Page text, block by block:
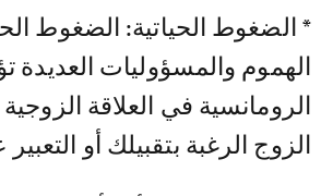
* الضغوط الحياتية: الضغوط
الهموم والمسؤوليات العديدة
الرومانسية في العلاقة الزوجية
الزوج الرغبة بتقبيلك أو